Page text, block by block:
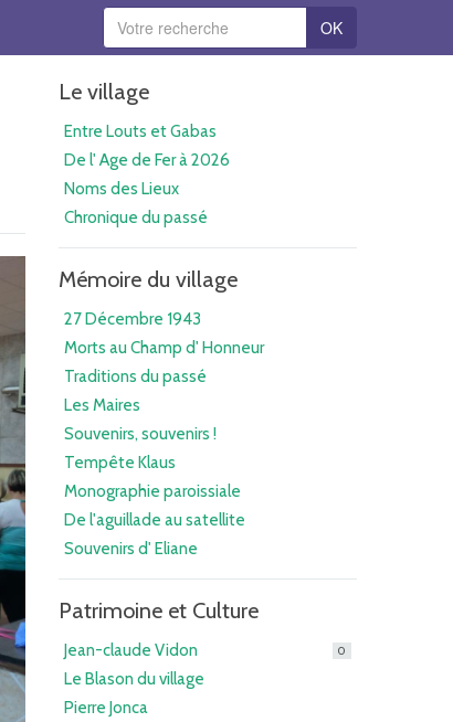
OK
Le village
Entre Louts et Gabas
De l' Age de Fer à 2026
Noms des Lieux
Chronique du passé
Mémoire du village
27 Décembre 1943
Morts au Champ d' Honneur
Traditions du passé
Les Maires
Souvenirs, souvenirs !
Tempête Klaus
Monographie paroissiale
De l'aguillade au satellite
Souvenirs d' Eliane
Patrimoine et Culture
Jean-claude Vidon 0
Le Blason du village
Pierre Jonca